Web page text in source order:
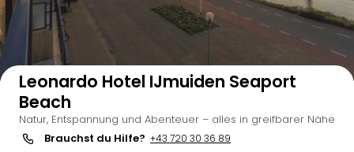
Auf der Karte anzeigen
Leonardo Hotel IJmuiden Seaport
Beach
Natur, Entspannung und Abenteuer – alles in greifbarer Nähe
Brauchst du Hilfe? +43 720 30 36 89